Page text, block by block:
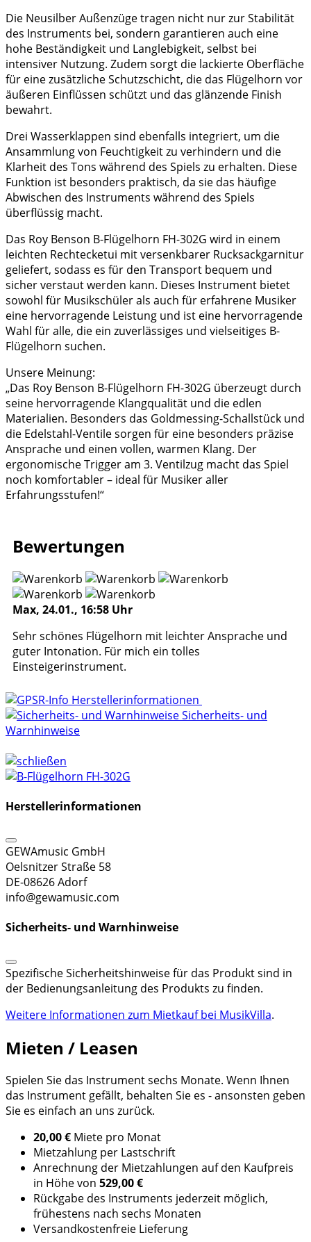
Die Neusilber Außenzüge tragen nicht nur zur Stabilität
des Instruments bei, sondern garantieren auch eine
hohe Beständigkeit und Langlebigkeit, selbst bei
intensiver Nutzung. Zudem sorgt die lackierte Oberfläche
für eine zusätzliche Schutzschicht, die das Flügelhorn vor
äußeren Einflüssen schützt und das glänzende Finish
bewahrt.
Drei Wasserklappen sind ebenfalls integriert, um die
Ansammlung von Feuchtigkeit zu verhindern und die
Klarheit des Tons während des Spiels zu erhalten. Diese
Funktion ist besonders praktisch, da sie das häufige
Abwischen des Instruments während des Spiels
überflüssig macht.
Das Roy Benson B-Flügelhorn FH-302G wird in einem
leichten Rechtecketui mit versenkbarer Rucksackgarnitur
geliefert, sodass es für den Transport bequem und
sicher verstaut werden kann. Dieses Instrument bietet
sowohl für Musikschüler als auch für erfahrene Musiker
eine hervorragende Leistung und ist eine hervorragende
Wahl für alle, die ein zuverlässiges und vielseitiges B-
Flügelhorn suchen.
Unsere Meinung:
„Das Roy Benson B-Flügelhorn FH-302G überzeugt durch
seine hervorragende Klangqualität und die edlen
Materialien. Besonders das Goldmessing-Schallstück und
die Edelstahl-Ventile sorgen für eine besonders präzise
Ansprache und einen vollen, warmen Klang. Der
ergonomische Trigger am 3. Ventilzug macht das Spiel
noch komfortabler – ideal für Musiker aller
Erfahrungsstufen!“
Bewertungen
Max, 24.01., 16:58 Uhr
Sehr schönes Flügelhorn mit leichter Ansprache und
guter Intonation. Für mich ein tolles
Einsteigerinstrument.
Herstellerinformationen
Sicherheits- und
Warnhinweise
Herstellerinformationen
GEWAmusic GmbH
Oelsnitzer Straße 58
DE-08626 Adorf
info@gewamusic.com
Sicherheits- und Warnhinweise
Spezifische Sicherheitshinweise für das Produkt sind in
der Bedienungsanleitung des Produkts zu finden.
Weitere Informationen zum Mietkauf bei MusikVilla.
Mieten / Leasen
Spielen Sie das Instrument sechs Monate. Wenn Ihnen
das Instrument gefällt, behalten Sie es - ansonsten geben
Sie es einfach an uns zurück.
20,00 € Miete pro Monat
Mietzahlung per Lastschrift
Anrechnung der Mietzahlungen auf den Kaufpreis
in Höhe von 529,00 €
Rückgabe des Instruments jederzeit möglich,
frühestens nach sechs Monaten
Versandkostenfreie Lieferung